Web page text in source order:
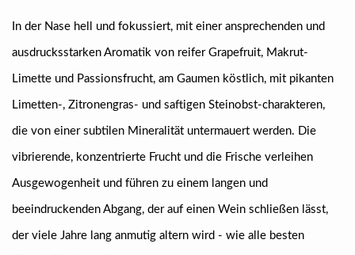
In der Nase hell und fokussiert, mit einer ansprechenden und
ausdrucksstarken Aromatik von reifer Grapefruit, Makrut-
Limette und Passionsfrucht, am Gaumen köstlich, mit pikanten
Limetten-, Zitronengras- und saftigen Steinobst-charakteren,
die von einer subtilen Mineralität untermauert werden. Die
vibrierende, konzentrierte Frucht und die Frische verleihen
Ausgewogenheit und führen zu einem langen und
beeindruckenden Abgang, der auf einen Wein schließen lässt,
der viele Jahre lang anmutig altern wird - wie alle besten